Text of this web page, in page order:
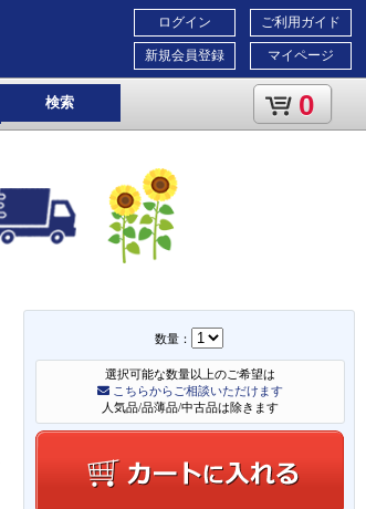
ご利用ガイド
マイページ
ログイン
新規会員登録
検索 0
数量：
選択可能な数量以上のご希望は
こちらからご相談いただけます
人気品/品薄品/中古品は除きます